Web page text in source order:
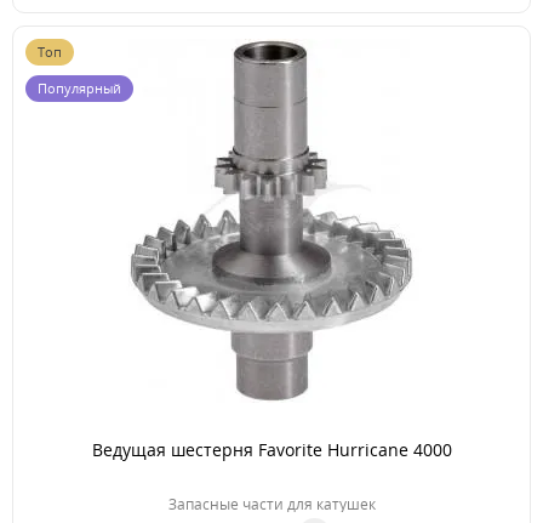
Топ
Популярный
Ведущая шестерня Favorite Hurricane 4000
Запасные части для катушек